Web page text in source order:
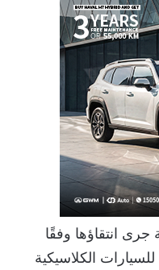
انتقاؤها وفقًا
الكلاسيكية